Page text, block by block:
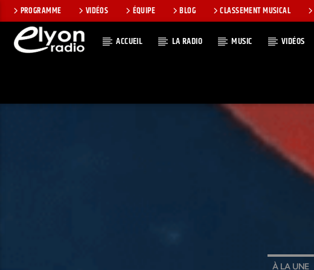
PROGRAMME VIDÉOS ÉQUIPE BLOG CLASSEMENT MUSICAL
ACCUEIL LA RADIO MUSIC VIDÉOS
EN CE MOMENT
TITRE
ARTISTE
À LA UNE